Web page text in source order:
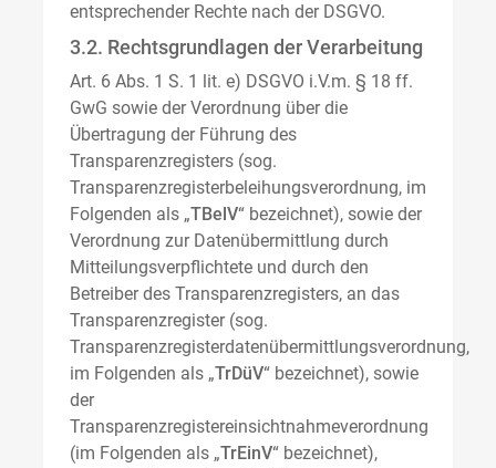
entsprechender Rechte nach der DSGVO.
3.2. Rechtsgrundlagen der Verarbeitung
Art. 6 Abs. 1 S. 1 lit. e) DSGVO i.V.m. § 18 ff.
GwG sowie der Verordnung über die
Übertragung der Führung des
Transparenzregisters (sog.
Transparenzregisterbeleihungsverordnung, im
Folgenden als „TBelV“ bezeichnet), sowie der
Verordnung zur Datenübermittlung durch
Mitteilungsverpflichtete und durch den
Betreiber des Transparenzregisters, an das
Transparenzregister (sog.
Transparenzregisterdatenübermittlungsverordnung,
im Folgenden als „TrDüV“ bezeichnet), sowie
der
Transparenzregistereinsichtnahmeverordnung
(im Folgenden als „TrEinV“ bezeichnet),